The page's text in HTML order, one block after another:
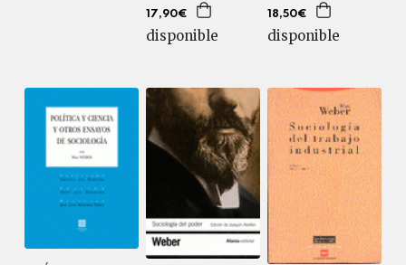
17,90€
disponible
18,50€
disponible